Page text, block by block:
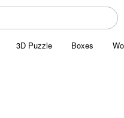
3D Puzzle Boxes